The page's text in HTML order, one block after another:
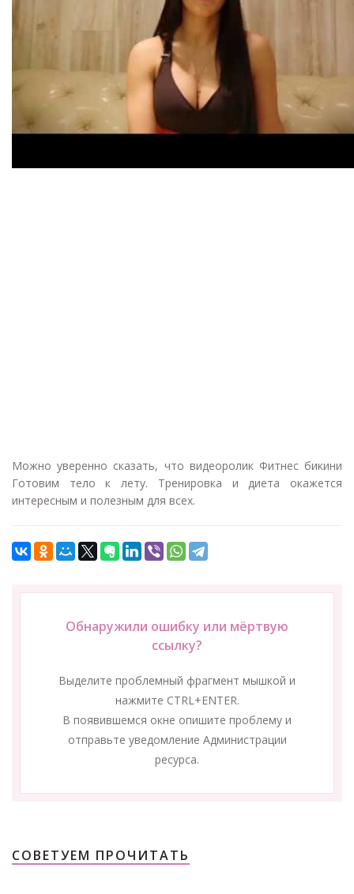
Можно уверенно сказать, что видеоролик Фитнес бикини
Готовим тело к лету. Тренировка и диета окажется
интересным и полезным для всех.
Обнаружили ошибку или мёртвую
ссылку?
Выделите проблемный фрагмент мышкой и
нажмите CTRL+ENTER.
В появившемся окне опишите проблему и
отправьте уведомление Администрации
ресурса.
СОВЕТУЕМ ПРОЧИТАТЬ